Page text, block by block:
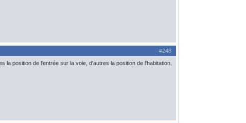
#248
position de l'entrée sur la voie, d'autres la position de l'habitation,